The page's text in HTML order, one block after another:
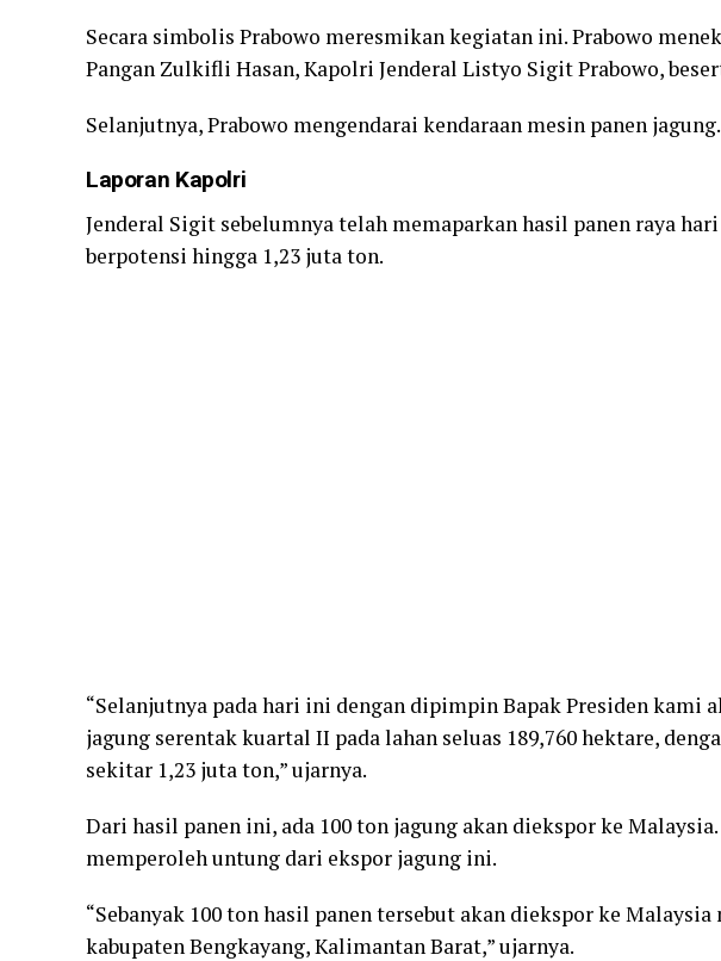
Secara simbolis Prabowo meresmikan kegiatan ini. Prabowo
Pangan Zulkifli Hasan, Kapolri Jenderal Listyo Sigit Prabowo,
Selanjutnya, Prabowo mengendarai kendaraan mesin panen jagung.
Laporan Kapolri
Jenderal Sigit sebelumnya telah memaparkan hasil panen raya
berpotensi hingga 1,23 juta ton.
“Selanjutnya pada hari ini dengan dipimpin Bapak Presiden kami
jagung serentak kuartal II pada lahan seluas 189,760 hektare,
sekitar 1,23 juta ton,” ujarnya.
Dari hasil panen ini, ada 100 ton jagung akan diekspor ke
memperoleh untung dari ekspor jagung ini.
“Sebanyak 100 ton hasil panen tersebut akan diekspor ke
kabupaten Bengkayang, Kalimantan Barat,” ujarnya.